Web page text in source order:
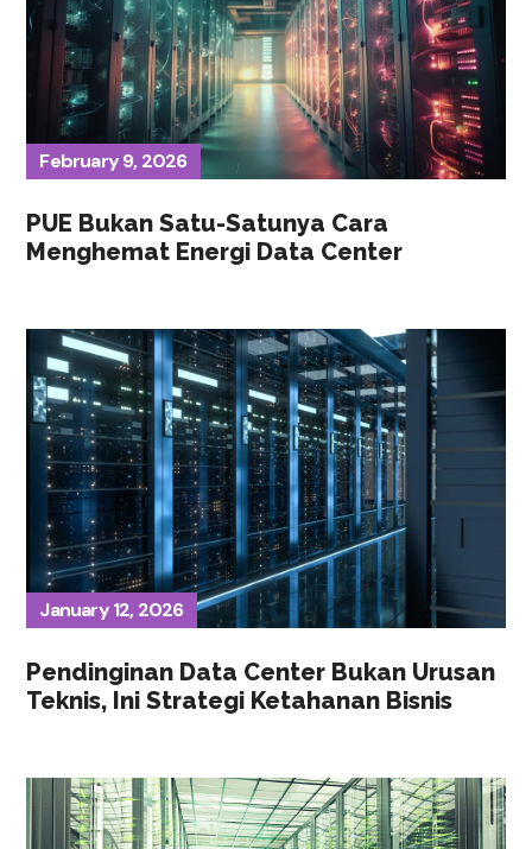
February 9, 2026
PUE Bukan Satu-Satunya Cara
Menghemat Energi Data Center
January 12, 2026
Pendinginan Data Center Bukan Urusan
Teknis, Ini Strategi Ketahanan Bisnis